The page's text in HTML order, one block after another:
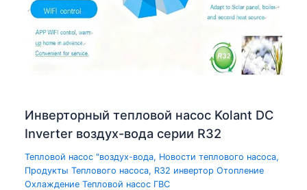
Инверторный тепловой насос Kolant DC
Inverter воздух-вода серии R32
Тепловой насос "воздух-вода, Новости теплового насоса,
Продукты Теплового насоса, R32 инвертор Отопление
Охлаждение Тепловой насос ГВС